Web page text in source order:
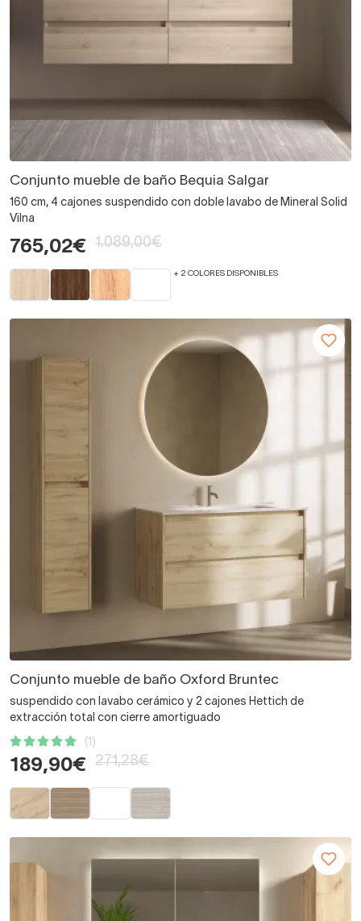
Conjunto mueble de baño Bequia Salgar
160 cm, 4 cajones suspendido con doble lavabo de Mineral Solid
Vilna
765,02€ 1.089,00€
+ 2 COLORES DISPONIBLES
Conjunto mueble de baño Oxford Bruntec
suspendido con lavabo cerámico y 2 cajones Hettich de
extracción total con cierre amortiguado
(1)
189,90€ 271,28€